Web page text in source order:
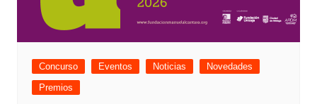
Concurso Eventos Noticias
Novedades
Premios